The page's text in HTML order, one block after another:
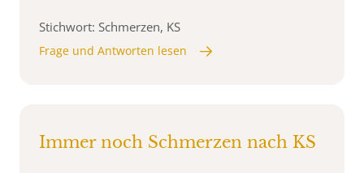
Stichwort: Schmerzen, KS
Frage und Antworten lesen
Immer noch Schmerzen nach KS